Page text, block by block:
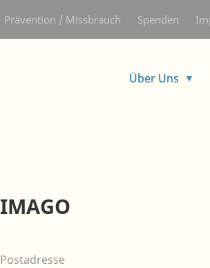
zum
Inhalt
Prävention / Missbrauch Spenden
Über Uns
IMAGO
Postadresse